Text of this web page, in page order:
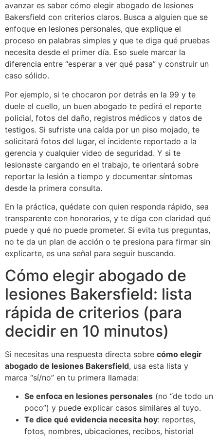
avanzar es saber cómo elegir abogado de lesiones
Bakersfield con criterios claros. Busca a alguien que se
enfoque en lesiones personales, que explique el
proceso en palabras simples y que te diga qué pruebas
necesita desde el primer día. Eso suele marcar la
diferencia entre “esperar a ver qué pasa” y construir un
caso sólido.
Por ejemplo, si te chocaron por detrás en la 99 y te
duele el cuello, un buen abogado te pedirá el reporte
policial, fotos del daño, registros médicos y datos de
testigos. Si sufriste una caída por un piso mojado, te
solicitará fotos del lugar, el incidente reportado a la
gerencia y cualquier video de seguridad. Y si te
lesionaste cargando en el trabajo, te orientará sobre
reportar la lesión a tiempo y documentar síntomas
desde la primera consulta.
En la práctica, quédate con quien responda rápido, sea
transparente con honorarios, y te diga con claridad qué
puede y qué no puede prometer. Si evita tus preguntas,
no te da un plan de acción o te presiona para firmar sin
explicarte, es una señal para seguir buscando.
Cómo elegir abogado de
lesiones Bakersfield: lista
rápida de criterios (para
decidir en 10 minutos)
Si necesitas una respuesta directa sobre cómo elegir
abogado de lesiones Bakersfield, usa esta lista y
marca “sí/no” en tu primera llamada:
Se enfoca en lesiones personales (no “de todo un
poco”) y puede explicar casos similares al tuyo.
Te dice qué evidencia necesita hoy: reportes,
fotos, nombres, ubicaciones, recibos, historial